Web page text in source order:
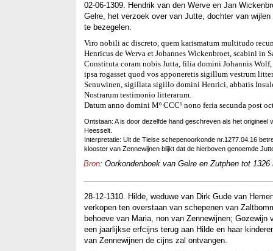
02-06-1309. Hendrik van den Werve en Jan
Gelre, het verzoek over van Jutte, dochter van
te bezegelen.
Viro nobili ac discreto, quem karismatum multitudo
Henricus de Werva et Johannes Wickenbroet, scabini in
Constituta coram nobis Jutta, filia domini Johannis
ipsa rogasset quod vos apponeretis sigillum vestrum
Senuwinen, sigillata sigillo domini Henrici, abbatis
Nostrarum testimonio litterarum.
Datum anno domini Mº CCCº nono feria secunda post
Ontstaan: A is door dezelfde hand geschreven als het
Heesselt.
Interpretatie: Uit de Tielse schepenoorkonde nr.1277.04.16
klooster van Zennewijnen blijkt dat de hierboven genoemde
Bron: Oorkondenboek van Gelre en Zutphen tot 1326
28-12-1310. Hilde, weduwe van Dirk Gude van
verkopen ten overstaan van schepenen van
behoeve van Maria, non van Zennewijnen;
een jaarlijkse erfcijns terug aan Hilde en haar
van Zennewijnen de cijns zal ontvangen.